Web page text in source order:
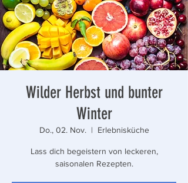
Wilder Herbst und bunter
Winter
Do., 02. Nov.
  |
Erlebnisküche
Lass dich begeistern von leckeren,
saisonalen Rezepten.